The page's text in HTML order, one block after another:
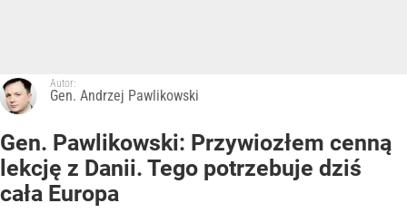
Autor:
Gen. Andrzej Pawlikowski
Gen. Pawlikowski: Przywiozłem cenną
lekcję z Danii. Tego potrzebuje dziś
cała Europa